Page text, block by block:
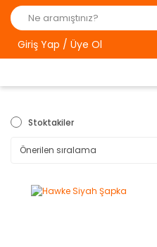
Giriş Yap / Üye Ol
Stoktakiler